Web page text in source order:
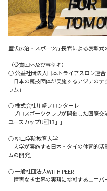
室伏広治・スポーツ庁長官による表彰式
（受賞団体及び事例名）
○ 公益社団法人日本トライアスロン連合
「日本の競技団体が実施するアジアの
ラム」
○ 株式会社川崎フロンターレ
「プロスポーツクラブが開催した国際
ユースカップU13」」
○ 桃山学院教育大学
「大学が実施する日本・タイの体育的
ムの開発」
○ 一般社団法人WITH PEER
「障害なき世界の実現に挑戦するユニバ